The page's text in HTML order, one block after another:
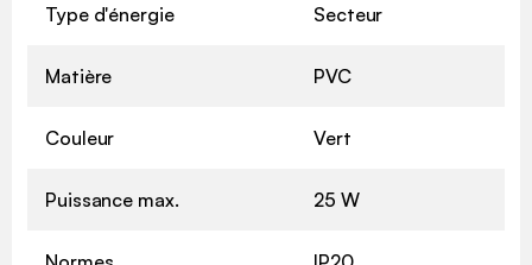
Type d'énergie Secteur
Matière PVC
Couleur Vert
Puissance max. 25 W